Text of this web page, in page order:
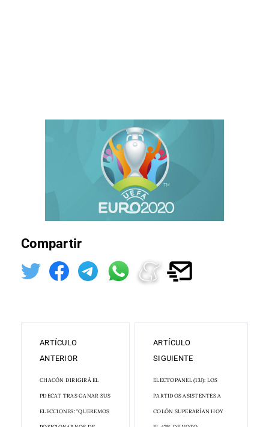
Compartir
ARTÍCULO
ANTERIOR
CHACÓN DIRIGIRÁ EL
PDECAT TRAS GANAR SUS
ELECCIONES: "QUEREMOS
ARTÍCULO
SIGUIENTE
ELECTOPANEL (13J): LOS
PARTIDOS ASISTENTES A
COLÓN SUPERARÍAN HOY